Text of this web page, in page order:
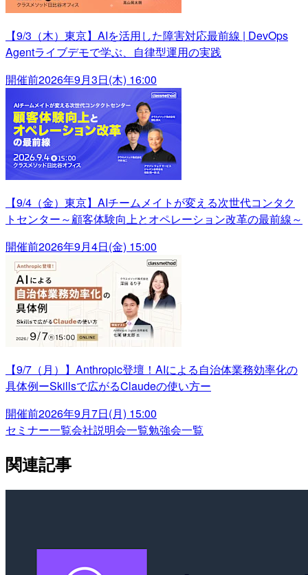
【9/3（木）東京】AIを活用した障害対応最前線 | DevOps
Agentライブデモで学ぶ、自律型運用の実践
開催前2026年9月3日(木) 16:00
【9/4（金）東京】AIチームメイトが変える次世代コンタク
トセンター～顧客体験向上とオペレーション改革の最前線～
開催前2026年9月4日(金) 15:00
【9/7（月）】Anthropic登壇！AIによる自治体業務効率化の
具体例ーSkillsで広がるClaudeの使い方ー
開催前2026年9月7日(月) 15:00
セミナー一覧会社説明会一覧勉強会一覧
関連記事